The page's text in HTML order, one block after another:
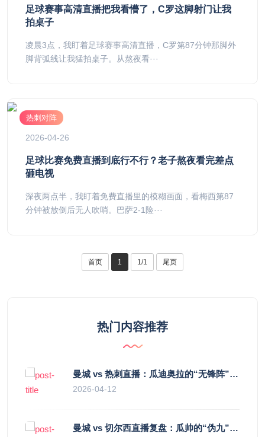
足球赛事高清直播把我看懵了，C罗这脚射门让我
拍桌子
凌晨3点，我盯着足球赛事高清直播，C罗第87分钟那脚外
脚背弧线让我猛拍桌子。从熬夜看···
热刺对阵
2026-04-26
足球比赛免费直播到底行不行？老子熬夜看完差点
砸电视
深夜两点半，我盯着免费直播里的模糊画面，看梅西第87
分钟被放倒后无人吹哨。巴萨2-1险···
首页 1 1/1 尾页
热门内容推荐
曼城 vs 热刺直播：瓜迪奥拉的“无锋阵”是天才设计还是自废武功？
2026-04-12
曼城 vs 切尔西直播复盘：瓜帅的“伪九”陷阱，如何绞杀蓝军的“三中卫”？